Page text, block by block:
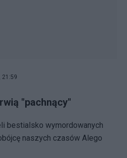
21:59
"pachnący"
bestialsko wymordowanych
naszych czasów Alego